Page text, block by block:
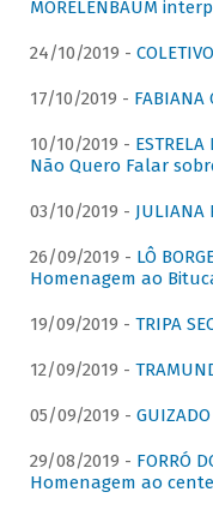
MORELENBAUM
24/10/2019 -
17/10/2019 - FABIANA
10/10/2019 -
Não Quero Falar
03/10/2019 - JULIANA
26/09/2019 - LÔ
Homenagem ao
19/09/2019 - TRIPA
12/09/2019 -
05/09/2019 -
29/08/2019 - FORRÓ
Homenagem ao